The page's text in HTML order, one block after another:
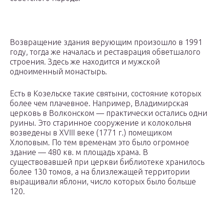
Возвращение здания верующим произошло в 1991
году, тогда же началась и реставрация обветшалого
строения. Здесь же находится и мужской
одноименный монастырь.
Есть в Козельске такие святыни, состояние которых
более чем плачевное. Например, Владимирская
церковь в Волконском — практически остались одни
руины. Это старинное сооружение и колокольня
возведены в XVIII веке (1771 г.) помещиком
Хлоповым. По тем временам это было огромное
здание — 480 кв. м площадь храма. В
существовавшей при церкви библиотеке хранилось
более 130 томов, а на близлежащей территории
выращивали яблони, число которых было больше
120.